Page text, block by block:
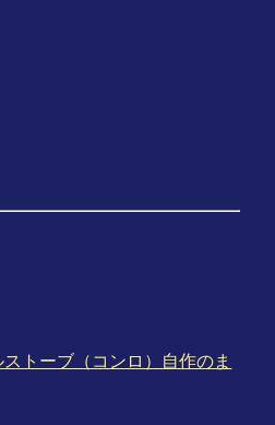
トーブ（コンロ）自作のま